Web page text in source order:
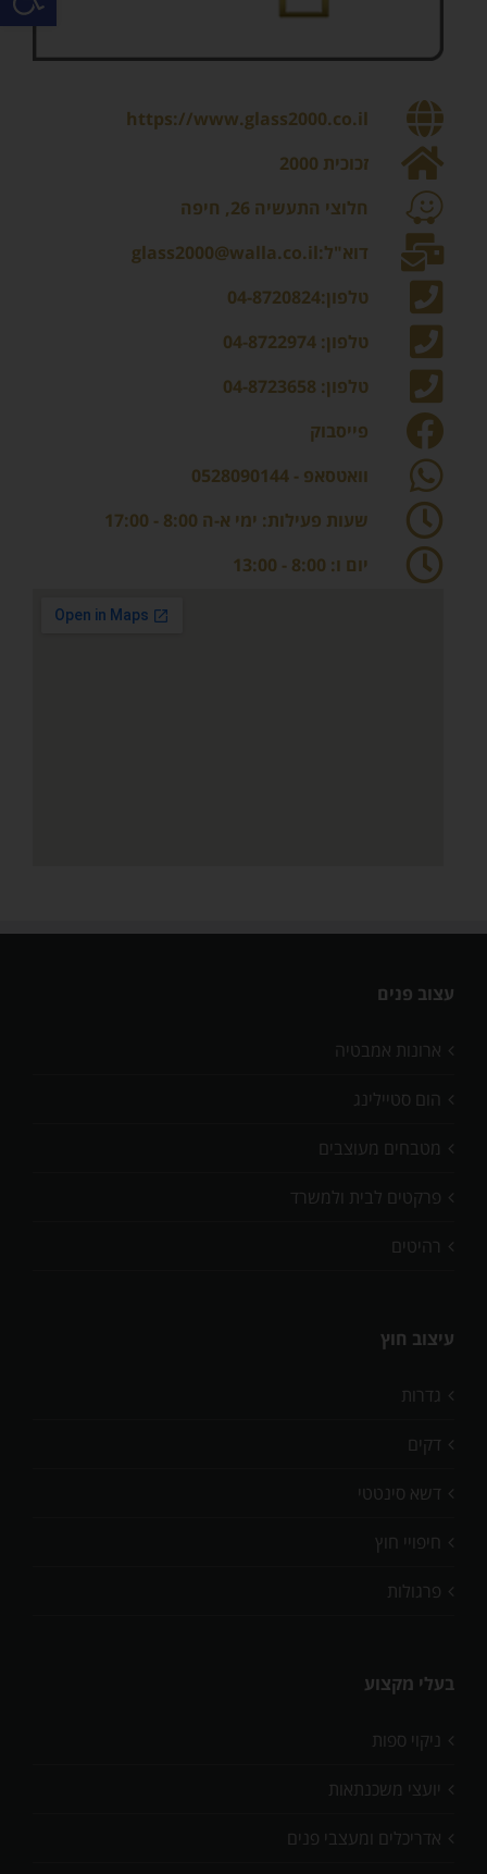
https://www.glass2000.co.il
זכוכית 2000
חלוצי התעשיה 26, חיפה
דוא"ל:glass2000@walla.co.il
טלפון:04-8720824
טלפון: 04-8722974
טלפון: 04-8723658
פייסבוק
וואטסאפ - 0528090144
שעות פעילות: ימי א-ה 8:00 - 17:00
יום ו: 8:00 - 13:00
עצוב פנים
ארונות אמבטיה
הום סטיילינג
מטבחים מעוצבים
פרקטים לבית ולמשרד
רהיטים
עיצוב חוץ
גדרות
דקים
דשא סינטטי
חיפויי חוץ
פרגולות
בעלי מקצוע
ניקוי ספות
יועצי משכנתאות
אדריכלים ומעצבי פנים